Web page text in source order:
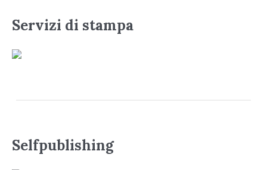
Servizi di stampa
Selfpublishing